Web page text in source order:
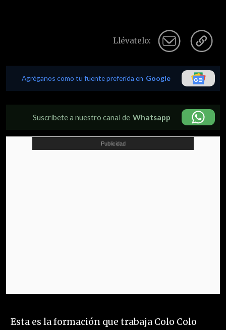
Llévatelo:
Agréganos como tu fuente preferida en Google
Suscríbete a nuestro canal de Whatsapp
Esta es la formación que trabaja Colo Colo